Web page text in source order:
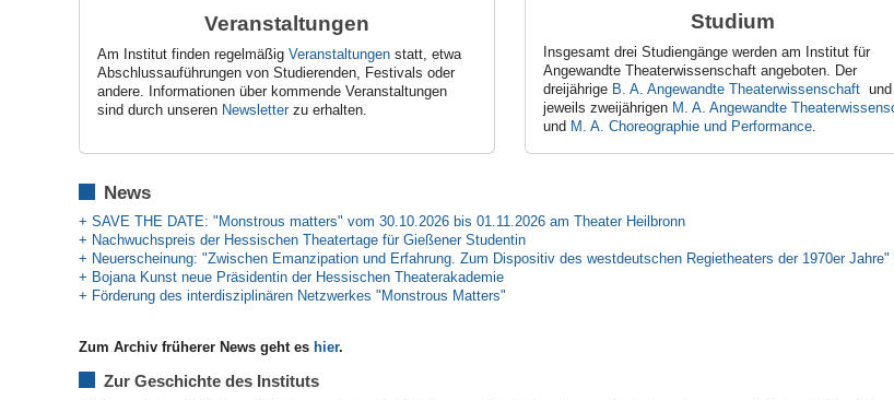
Veranstaltungen
Am Institut finden regelmäßig Veranstaltungen statt, etwa
Abschlussauführungen von Studierenden, Festivals oder
andere. Informationen über kommende Veranstaltungen
sind durch unseren Newsletterzu erhalten.
Studium
Insgesamt drei Studiengänge werden am Institut für
Angewandte Theaterwissenschaft angeboten. Der
dreijährige B. A. Angewandte Theaterwissenschaft
jeweils zweijährigen M. A. Angewandte
und M. A. Choreographie und Performance.
News
+ SAVE THE DATE: "Monstrous matters" vom 30.10.2026 bis 01.11.2026 am Theater Heilbronn
+ Nachwuchspreis der Hessischen Theatertage für Gießener Studentin
+ Neuerscheinung: "Zwischen Emanzipation und Erfahrung. Zum Dispositiv des westdeutschen Regietheaters der 1970er
+ Bojana Kunst neue Präsidentin der Hessischen Theaterakademie
+ Förderung des interdisziplinären Netzwerkes "Monstrous Matters"
Zum Archiv früherer News geht es hier.
Zur Geschichte des Instituts